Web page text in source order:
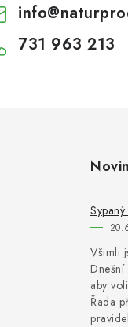
info@
731 963 213
Všimli
Dnešní
aby
Řada